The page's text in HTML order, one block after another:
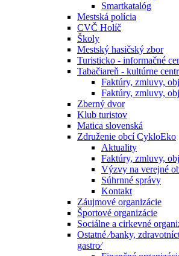
Smartkatalóg
Mestská polícia
CVČ Holíč
Školy
Mestský hasičský zbor
Turisticko - informačné
Tabačiareň - kultúrne
Faktúry, zmluvy,
Faktúry, zmluvy,
Zberný dvor
Klub turistov
Matica slovenská
Združenie obcí CykloEko
Aktuality
Faktúry, zmluvy,
Výzvy na verejné
Súhrnné správy
Kontakt
Záujmové organizácie
Športové organizácie
Sociálne a cirkevné
Ostatné ⁄banky,
gastro⁄